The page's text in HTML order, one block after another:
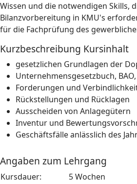
Wissen und die notwendigen Skills,
Bilanzvorbereitung in KMU's
für die Fachprüfung des
Kurzbeschreibung Kursinhalt
gesetzlichen Grundlagen der
Unternehmensgesetzbuch,
Forderungen und
Rückstellungen und Rücklagen
Ausscheiden von Anlagegütern
Inventur und
Geschäftsfälle anlässlich des
Angaben zum Lehrgang
Kursdauer:
5 Wochen